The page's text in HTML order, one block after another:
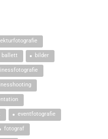
ballett bilder
eventfotografie
fotograf